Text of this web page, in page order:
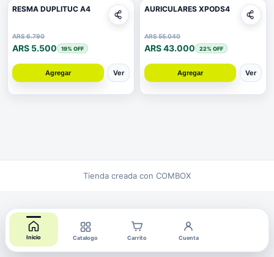
RESMA DUPLITUC A4
ARS 6.790
ARS 5.500 19% OFF
Agregar Ver
AURICULARES XPODS4
ARS 55.040
ARS 43.000 22% OFF
Agregar Ver
Inicio Catalogo Carrito Cuenta
Tienda creada con COMBOX